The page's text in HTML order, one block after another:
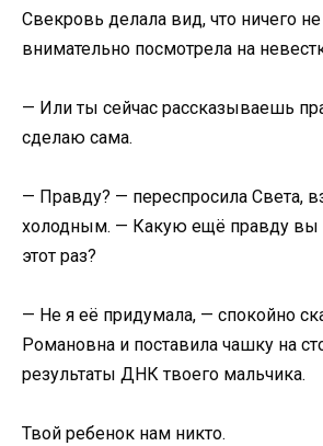
Свекровь делала вид, что ничего
внимательно посмотрела на
— Или ты сейчас рассказываешь
сделаю сама.
— Правду? — переспросила Света,
холодным. — Какую ещё правду вы
этот раз?
— Не я её придумала, — спокойно
Романовна и поставила чашку на
результаты ДНК твоего мальчика.
Твой ребенок нам никто.